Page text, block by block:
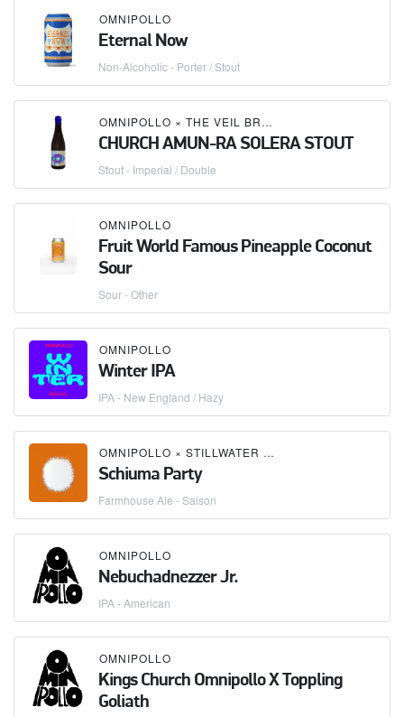
OMNIPOLLO
Eternal Now
Non-Alcoholic - Porter / Stout
OMNIPOLLO × THE VEIL BREWING CO.
CHURCH AMUN-RA SOLERA STOUT
Stout - Imperial / Double
OMNIPOLLO
Fruit World Famous Pineapple Coconut
Sour
Sour - Other
OMNIPOLLO
Winter IPA
IPA - New England / Hazy
OMNIPOLLO × STILLWATER ARTISANAL
Schiuma Party
Farmhouse Ale - Saison
OMNIPOLLO
Nebuchadnezzer Jr.
IPA - American
OMNIPOLLO
Kings Church Omnipollo X Toppling
Goliath